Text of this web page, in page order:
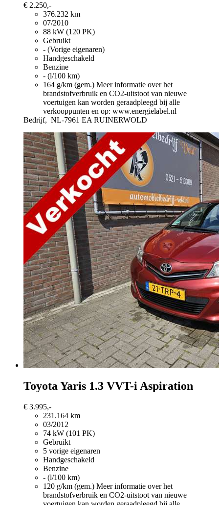
€ 2.250,-
376.232 km
07/2010
88 kW (120 PK)
Gebruikt
- (Vorige eigenaren)
Handgeschakeld
Benzine
- (l/100 km)
164 g/km (gem.) Meer informatie over het
brandstofverbruik en CO2-uitstoot van nieuwe
voertuigen kan worden geraadpleegd bij alle
verkooppunten en op: www.energielabel.nl
Bedrijf, NL-7961 EA RUINERWOLD
Toyota Yaris 1.3 VVT-i Aspiration
€ 3.995,-
231.164 km
03/2012
74 kW (101 PK)
Gebruikt
5 vorige eigenaren
Handgeschakeld
Benzine
- (l/100 km)
120 g/km (gem.) Meer informatie over het
brandstofverbruik en CO2-uitstoot van nieuwe